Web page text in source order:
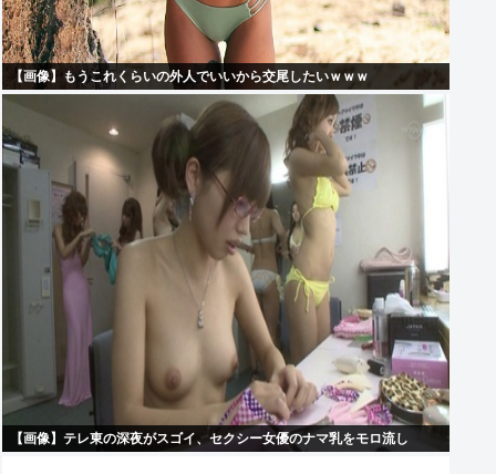
【画像】もうこれくらいの外人でいいから交尾したいｗｗｗ
【画像】テレ東の深夜がスゴイ、セクシー女優のナマ乳をモロ流し